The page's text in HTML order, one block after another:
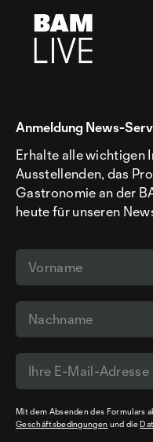
Anmeldung News-
Erhalte alle wichtigen
Ausstellenden, das
Gastronomie an der
heute für unseren
Mit dem Absenden des Formulars
Geschäftsbedingungen und die